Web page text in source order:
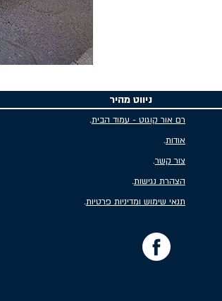
ניווט מהיר
רם אור קוגוט - עמוד הבית.
אודות.
צור קשר.
הצהרת נגישות.
תנאי שימוש ומדיניות פרטיות.